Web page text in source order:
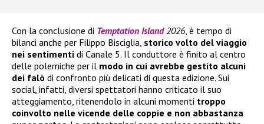
Con la conclusione di Temptation Island2026, è tempo di
bilanci anche per Filippo Bisciglia, storico volto del viaggio
nei sentimenti di Canale 5. Il conduttore è finito al centro
delle polemiche per il modo in cui avrebbe gestito alcuni
dei falò di confronto più delicati di questa edizione. Sui
social, infatti, diversi spettatori hanno criticato il suo
atteggiamento, ritenendolo in alcuni momenti troppo
coinvolto nelle vicende delle coppie e non abbastanza